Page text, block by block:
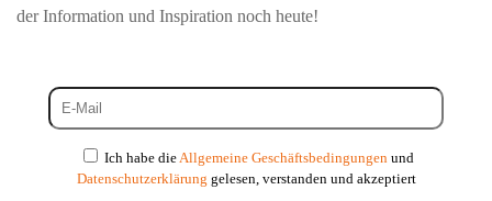
der Information und Inspiration noch heute!
Ich habe die Allgemeine Geschäftsbedingungen und
Datenschutzerklärung gelesen, verstanden und akzeptiert